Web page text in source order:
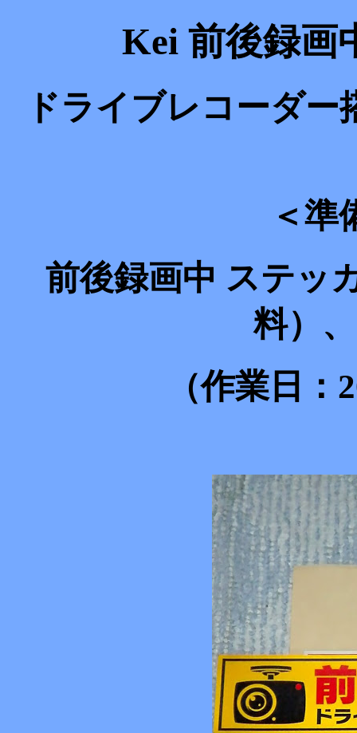
Kei 前後録画
ドライブレコーダ
＜準
前後録画中 ステッ
料）
（作業日：